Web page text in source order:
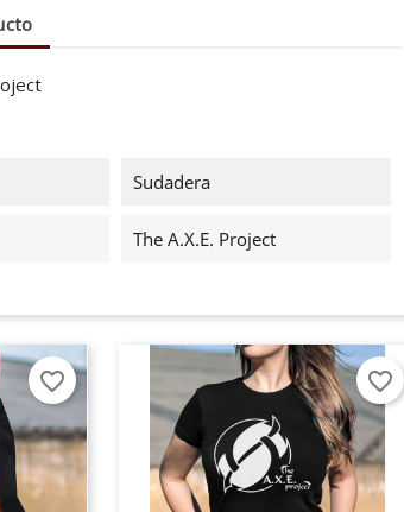
Sudadera
The A.X.E. Project
favorite_border favorite_border